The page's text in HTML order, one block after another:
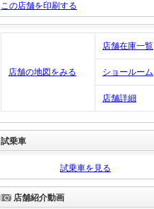
この店舗を印刷する
店舗の地図をみる
店舗在庫一覧
ショールーム
店舗詳細
試乗車
試乗車を見る
店舗紹介動画